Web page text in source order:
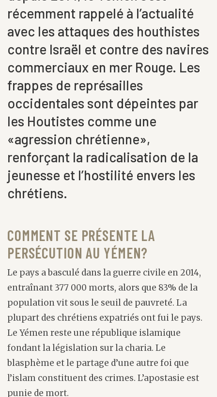
récemment rappelé à l’actualité
avec les attaques des houthistes
contre Israël et contre des navires
commerciaux en mer Rouge. Les
frappes de représailles
occidentales sont dépeintes par
les Houtistes comme une
«agression chrétienne»,
renforçant la radicalisation de la
jeunesse et l’hostilité envers les
chrétiens.
COMMENT SE PRÉSENTE LA
PERSÉCUTION AU YÉMEN?
Le pays a basculé dans la guerre civile en 2014,
entraînant 377 000 morts, alors que 83% de la
population vit sous le seuil de pauvreté. La
plupart des chrétiens expatriés ont fui le pays.
Le Yémen reste une république islamique
fondant la législation sur la charia. Le
blasphème et le partage d’une autre foi que
l’islam constituent des crimes. L’apostasie est
punie de mort.